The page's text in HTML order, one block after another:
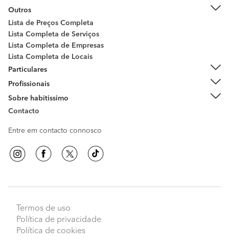
Peça orçamentos
Outros
Lista de Preços Completa
Lista Completa de Serviços
Lista Completa de Empresas
Lista Completa de Locais
Particulares
Profissionais
Sobre habitissimo
Contacto
Entre em contacto connosco
Termos de uso
Política de privacidade
Política de cookies